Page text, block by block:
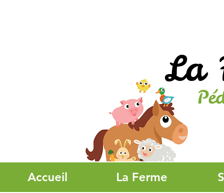
La
Accueil La Ferme